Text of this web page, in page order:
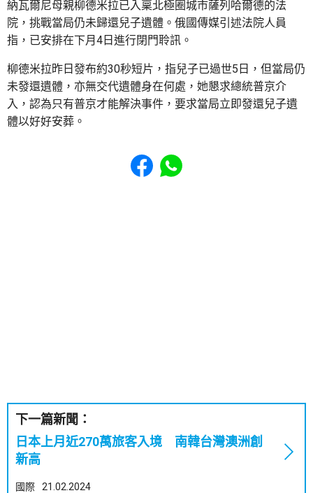
納瓦爾尼母親柳德米拉已入稟北極圈城市薩列哈爾德的法
院，挑戰當局仍未歸還兒子遺體。俄國傳媒引述法院人員
指，已安排在下月4日進行閉門聆訊。
柳德米拉昨日發布約30秒短片，指兒子已過世5日，但當局仍
未發還遺體，亦無交代遺體身在何處，她懇求總統普京介
入，認為只有普京才能解決事件，要求當局立即發還兒子遺
體以好好安葬。
Share to Facebook
Share to WhatsApp
下一篇新聞：
日本上月近270萬旅客入境 南韓台灣澳洲創
新高
國際 21.02.2024